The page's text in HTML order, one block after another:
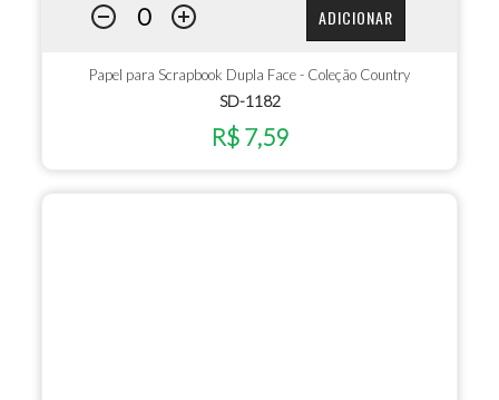
ADICIONAR
Papel para Scrapbook Dupla Face - Coleção Country
SD-1182
R$ 7,59